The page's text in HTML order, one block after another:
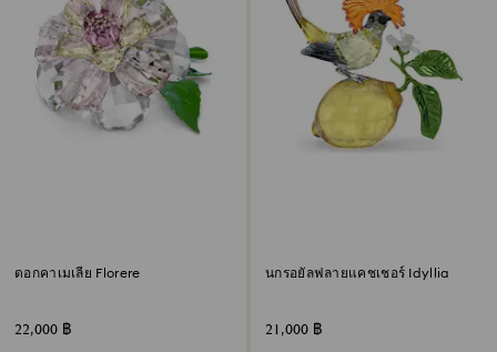
ดอกคาเมเลีย Florere
22,000 ฿
นกรอยัลฟลายแคชเชอร์ Idyllia
21,000 ฿